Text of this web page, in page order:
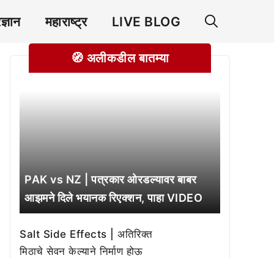
महाराष्ट्र LIVE BLOG
🧭 अलीकडील बातम्या
PAK vs NZ | पत्रकार ओरडल्यावर बाबर
आझमने दिले भयानक रिएक्शन, पाहा VIDEO
Salt Side Effects | अतिरिक्त
मिठाचे सेवन केल्याने निर्माण होऊ